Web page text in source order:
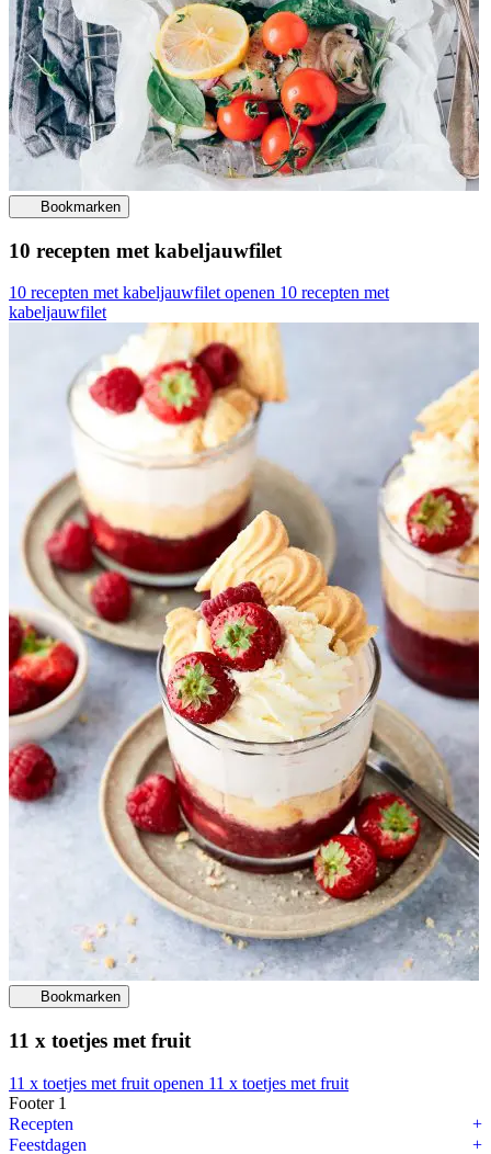
Bookmarken
10 recepten met kabeljauwfilet
10 recepten met kabeljauwfilet openen 10 recepten met
kabeljauwfilet
Bookmarken
11 x toetjes met fruit
11 x toetjes met fruit openen 11 x toetjes met fruit
Alles over gochujang
Footer 1
Recepten
Feestdagen